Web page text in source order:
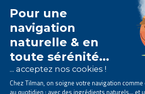
Het Tilman laboratorium is
fytotherapie
Het biedt unatuurlijke
planten
Producten ontworpen om uw
verbeteren.